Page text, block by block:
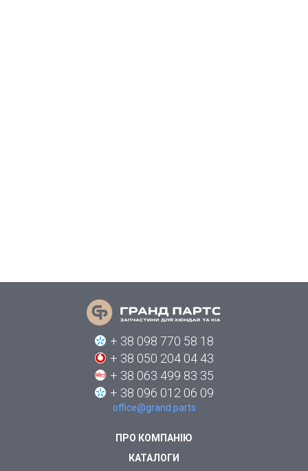
ПРО КОМПАНІЮ
КАТАЛОГИ
+ 38 098 770 58 18
+ 38 050 204 04 43
+ 38 063 499 83 35
+ 38 096 012 06 09
office@grand.parts